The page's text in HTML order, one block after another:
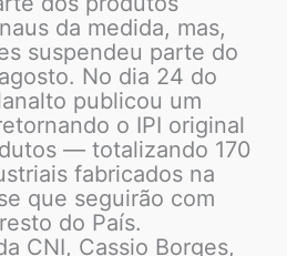
da medida, mas,
suspendeu parte do
No dia 24 do
publicou um
o IPI original
— totalizando 170
fabricados na
que seguirão com
do País.
CNI, Cassio Borges,